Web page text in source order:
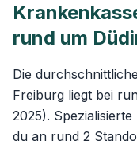
rund um
Die
Freiburg liegt bei
2025).
du an rund 2